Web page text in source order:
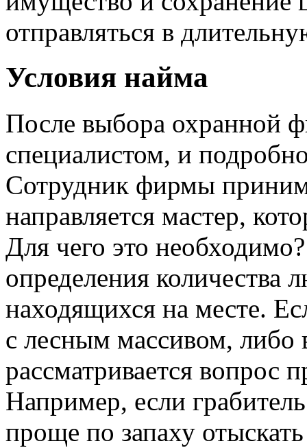
отправляться в
Условия найма
После выбора охранной
специалистом, и
Сотрудник фирмы
направляется мастер,
Для чего это
определения количества
находящихся на месте.
с лесным массивом, либо
рассматривается вопрос
Например, если
проще по запаху